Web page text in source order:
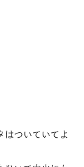
はついていてよ